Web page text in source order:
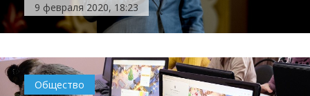
9 февраля 2020, 18:23
Общество